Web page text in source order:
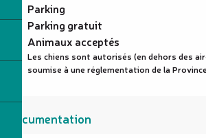
Parking
Parking gratuit
Animaux acceptés
Les chiens sont autorisés (en dehors des
soumise à une réglementation de la
Documentation